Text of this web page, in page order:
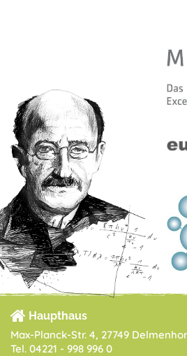
Haupthaus
Max-Planck-Str. 4, 27749
Tel. 04221 - 998 996 0